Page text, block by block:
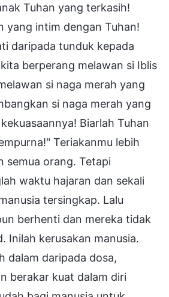
Tuhan yang terkasih!
yang intim dengan Tuhan!
daripada tunduk kepada
berperang melawan si Iblis
si naga merah yang
si naga merah yang
Biarlah Tuhan
Teriakanmu lebih
semua orang. Tetapi
waktu hajaran dan sekali
tersingkap. Lalu
berhenti dan mereka tidak
Inilah kerusakan manusia.
dalam daripada dosa,
berakar kuat dalam diri